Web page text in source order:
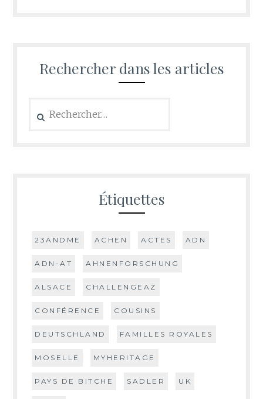
Rechercher dans les articles
Étiquettes
23ANDME ACHEN ACTES ADN
ADN-AT AHNENFORSCHUNG
ALSACE CHALLENGEAZ
CONFÉRENCE COUSINS
DEUTSCHLAND FAMILLES ROYALES
MOSELLE MYHERITAGE
PAYS DE BITCHE SADLER UK